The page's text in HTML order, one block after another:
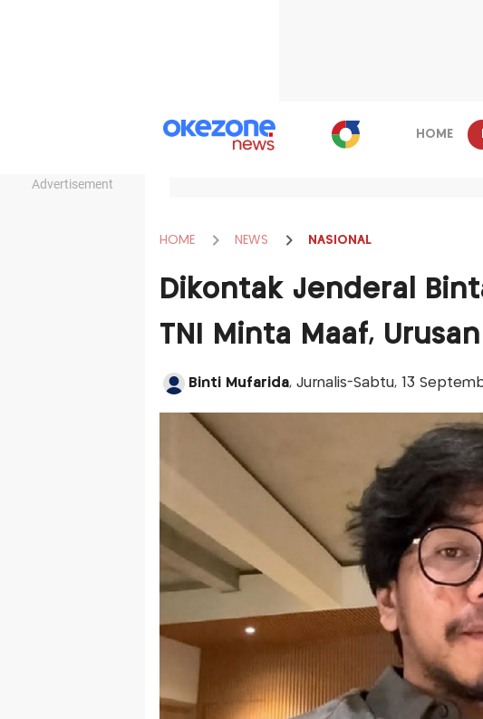
Advertisement
HOME
HOME NEWS NASIONAL
Dikontak Jenderal
TNI Minta Maaf,
Binti Mufarida, Jurnalis-Sabtu, 13